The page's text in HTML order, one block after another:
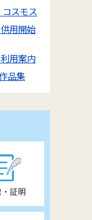
スモス
用開始
用案内
品集
証明